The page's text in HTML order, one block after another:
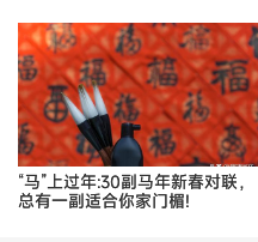
“马”上过年:30副马年新春对联，
总有一副适合你家门楣!